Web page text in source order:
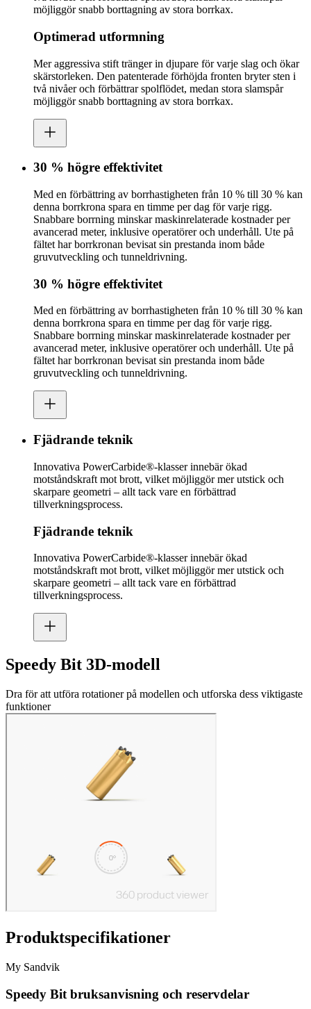
möjliggör snabb borttagning av stora borrkax.
Optimerad utformning
Mer aggressiva stift tränger in djupare för varje slag och ökar
skärstorleken. Den patenterade förhöjda fronten bryter sten i
två nivåer och förbättrar spolflödet, medan stora slamspår
möjliggör snabb borttagning av stora borrkax.
30 % högre effektivitet
Med en förbättring av borrhastigheten från 10 % till 30 % kan
denna borrkrona spara en timme per dag för varje rigg.
Snabbare borrning minskar maskinrelaterade kostnader per
avancerad meter, inklusive operatörer och underhåll. Ute på
fältet har borrkronan bevisat sin prestanda inom både
gruvutveckling och tunneldrivning.
30 % högre effektivitet
Med en förbättring av borrhastigheten från 10 % till 30 % kan
denna borrkrona spara en timme per dag för varje rigg.
Snabbare borrning minskar maskinrelaterade kostnader per
avancerad meter, inklusive operatörer och underhåll. Ute på
fältet har borrkronan bevisat sin prestanda inom både
gruvutveckling och tunneldrivning.
Fjädrande teknik
Innovativa PowerCarbide®-klasser innebär ökad
motståndskraft mot brott, vilket möjliggör mer utstick och
skarpare geometri – allt tack vare en förbättrad
tillverkningsprocess.
Fjädrande teknik
Innovativa PowerCarbide®-klasser innebär ökad
motståndskraft mot brott, vilket möjliggör mer utstick och
skarpare geometri – allt tack vare en förbättrad
tillverkningsprocess.
Speedy Bit 3D-modell
Dra för att utföra rotationer på modellen och utforska dess viktigaste
funktioner
Produktspecifikationer
My Sandvik
Speedy Bit bruksanvisning och reservdelar